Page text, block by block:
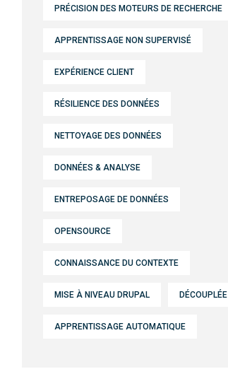
PRÉCISION DES MOTEURS DE RECHERCHE
APPRENTISSAGE NON SUPERVISÉ
EXPÉRIENCE CLIENT
RÉSILIENCE DES DONNÉES
NETTOYAGE DES DONNÉES
DONNÉES & ANALYSE
ENTREPOSAGE DE DONNÉES
OPENSOURCE
CONNAISSANCE DU CONTEXTE
MISE À NIVEAU DRUPAL DÉCOUPLÉE
APPRENTISSAGE AUTOMATIQUE